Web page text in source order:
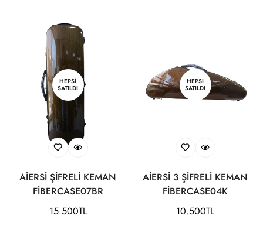
HEPSI
SATILDI
AİERSİ ŞİFRELİ KEMAN
FİBERCASE07BR
Normal
15.500TL
HEPSI
SATILDI
AİERSİ 3 ŞİFRELİ KEMAN
FİBERCASE04K
Normal
10.500TL